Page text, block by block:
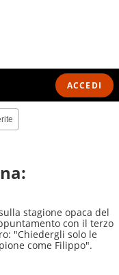
ACCEDI
stagione opaca del
con il terzo
"Chiedergli solo le
come Filippo".